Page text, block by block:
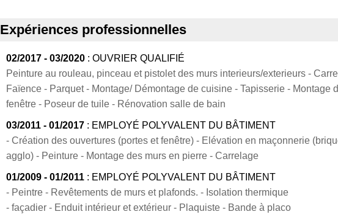
Expériences professionnelles
02/2017 - 03/2020 : OUVRIER QUALIFIÉ
Peinture au rouleau, pinceau et pistolet des murs interieurs/exterieurs -
Faïence - Parquet - Montage/ Démontage de cuisine - Tapisserie - Montage
fenêtre - Poseur de tuile - Rénovation salle de bain
03/2011 - 01/2017 : EMPLOYÉ POLYVALENT DU BÂTIMENT
- Création des ouvertures (portes et fenêtre) - Elévation en maçonnerie
agglo) - Peinture - Montage des murs en pierre - Carrelage
01/2009 - 01/2011 : EMPLOYÉ POLYVALENT DU BÂTIMENT
- Peintre - Revêtements de murs et plafonds. - Isolation thermique
- façadier - Enduit intérieur et extérieur - Plaquiste - Bande à placo